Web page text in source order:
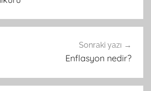
Sonraki yazı
Enflasyon nedir?